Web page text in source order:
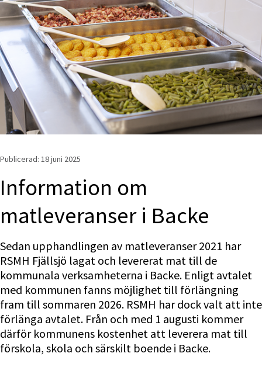
Publicerad: 18 juni 2025
Information om
matleveranser i Backe
Sedan upphandlingen av matleveranser 2021 har
RSMH Fjällsjö lagat och levererat mat till de
kommunala verksamheterna i Backe. Enligt avtalet
med kommunen fanns möjlighet till förlängning
fram till sommaren 2026. RSMH har dock valt att inte
förlänga avtalet. Från och med 1 augusti kommer
därför kommunens kostenhet att leverera mat till
förskola, skola och särskilt boende i Backe.